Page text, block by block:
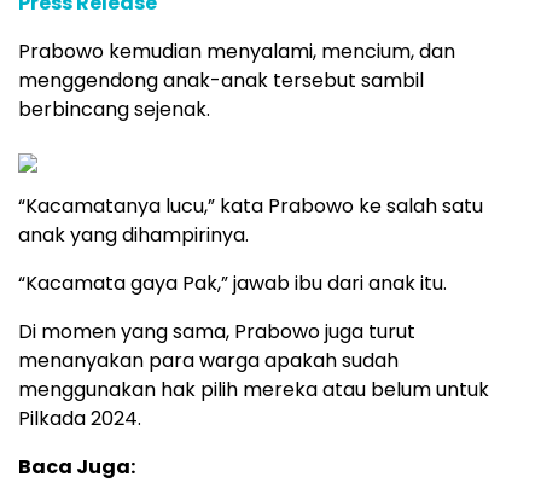
Prabowo kemudian menyalami, mencium, dan
menggendong anak-anak tersebut sambil
berbincang sejenak.
“Kacamatanya lucu,” kata Prabowo ke salah satu
anak yang dihampirinya.
“Kacamata gaya Pak,” jawab ibu dari anak itu.
Di momen yang sama, Prabowo juga turut
menanyakan para warga apakah sudah
menggunakan hak pilih mereka atau belum untuk
Pilkada 2024.
Baca Juga: